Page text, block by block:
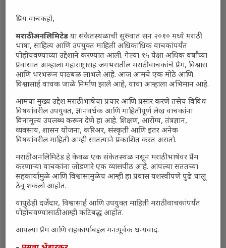
प्रिय वाचकहो,
मराठी अनलिमिटेड या संकेतस्थळाची सुरुवात सन २०१० मध्ये मराठी
भाषा, साहित्य आणि उपयुक्त माहिती अधिकाधिक वाचकांपर्यंत
पोहोचवण्याच्या उद्देशाने करण्यात आली. गेल्या १५ पेक्षा अधिक वर्षांच्या
प्रवासात आम्हाला महाराष्ट्रासह जगभरातील मराठी वाचकांचे प्रेम, विश्वास
आणि भरभरून पाठबळ लाभले आहे. आज आमचे एक मोठे आणि
विश्वासार्ह वाचक जाळे निर्माण झाले आहे, याचा आम्हाला अभिमान आहे.
आमचा मुख्य उद्देश मराठी भाषेचा प्रचार आणि प्रसार करणे तसेच विविध
विषयांवरील उपयुक्त, ज्ञानवर्धक आणि माहितीपूर्ण लेख वाचकांना
विनामूल्य उपलब्ध करून देणे हा आहे. शिक्षण, आरोग्य, तंत्रज्ञान,
व्यवसाय, शासन योजना, करिअर, संस्कृती आणि इतर अनेक
विषयांवरील माहिती आम्ही सातत्याने प्रकाशित करत असतो.
मराठी अनलिमिटेड हे केवळ एक संकेतस्थळ नसून मराठी भाषेवर प्रेम
करणाऱ्या वाचकांना जोडणारे एक व्यासपीठ आहे. आपल्या सततच्या
सहकार्यामुळे आणि विश्वासामुळेच आम्ही हा प्रवास यशस्वीपणे पुढे चालू
ठेवू शकलो आहोत.
यापुढेही दर्जेदार, विश्वासार्ह आणि उपयुक्त माहिती मराठी वाचकांपर्यंत
पोहोचवण्यासाठी आम्ही कटिबद्ध आहोत.
आपल्या प्रेम आणि सहकार्याबद्दल मनःपूर्वक धन्यवाद.